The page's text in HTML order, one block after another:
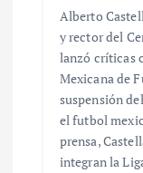
Alberto
y rector del
lanzó críticas
Mexicana de
suspensión
el futbol
prensa,
integran la